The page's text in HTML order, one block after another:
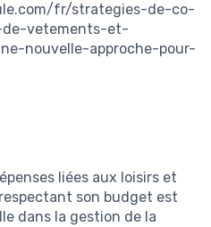
fr/strategies-de-co-
vetements-et-
nouvelle-approche-pour-
liées aux loisirs et
son budget est
dans la gestion de la